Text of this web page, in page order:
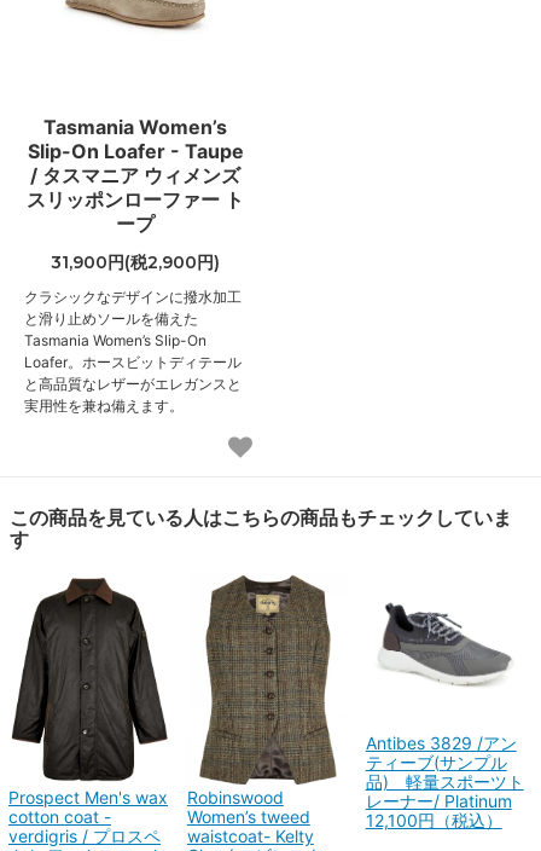
Tasmania Women’s
Slip-On Loafer - Taupe
/ タスマニア ウィメンズ
スリッポンローファー ト
ープ
31,900円(税2,900円)
クラシックなデザインに撥水加工
と滑り止めソールを備えた
Tasmania Women’s Slip-On
Loafer。ホースビットディテール
と高品質なレザーがエレガンスと
実用性を兼ね備えます。
この商品を見ている人はこちらの商品もチェックしていま
す
Prospect Men's wax
cotton coat -
verdigris / プロスペ
Robinswood
Women’s tweed
waistcoat- Kelty
Antibes 3829 /アン
ティーブ(サンプル
品) 軽量スポーツト
レーナー/ Platinum
12,100円（税込）